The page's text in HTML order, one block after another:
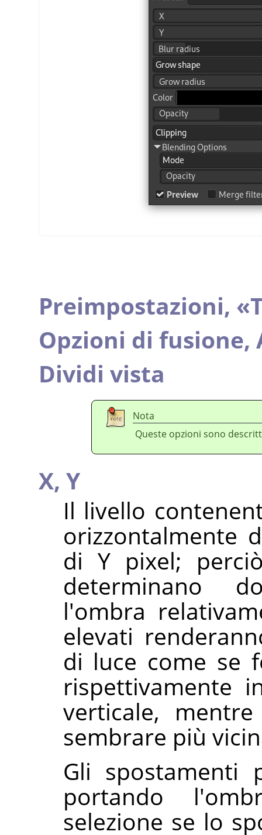
Preimpostazioni, «
Opzioni di fusione,
Dividi vista
Nota
Queste opzioni sono
X, Y
Il livello
orizzontalmente
di Y pixel;
determinano
l'ombra
elevati
di luce come se
rispettivamente
verticale,
sembrare più
Gli spostamenti
portando
selezione se lo